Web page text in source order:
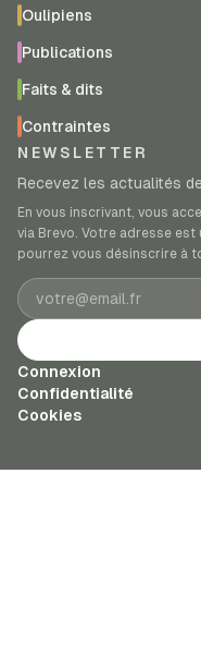
Oulipiens
Publications
Faits & dits
Contraintes
NEWSLETTER
Recevez les actualités de
En vous inscrivant, vous
via Brevo. Votre adresse
pourrez vous désinscrire à
Adresse e-mail
Connexion
Confidentialité
Cookies